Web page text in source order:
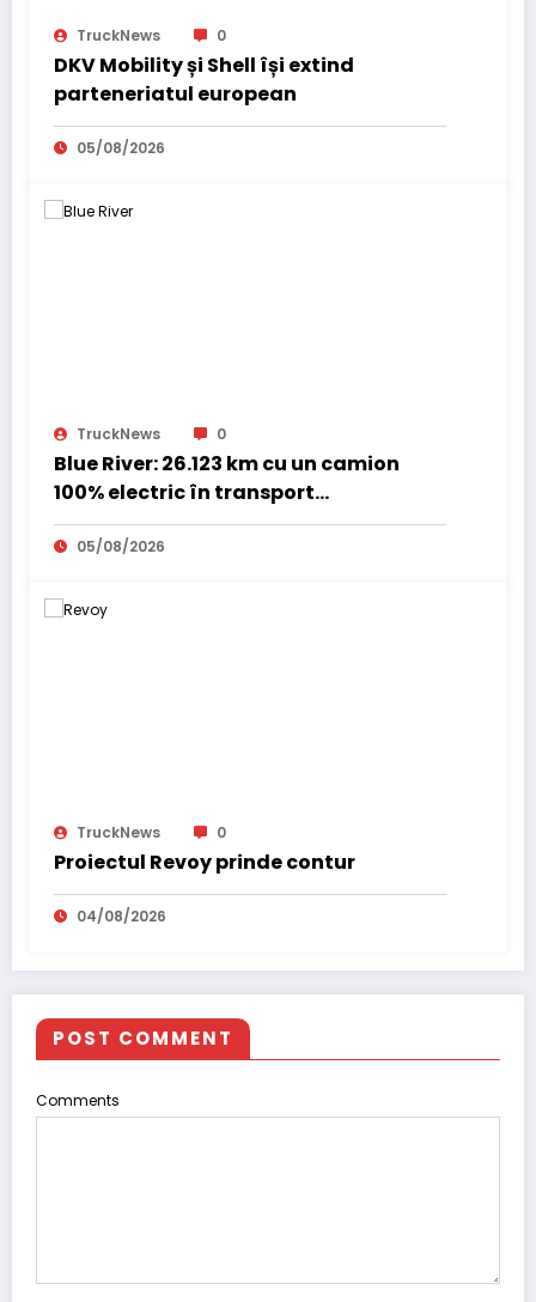
TruckNews 0
DKV Mobility și Shell își extind
parteneriatul european
05/08/2026
TruckNews 0
Blue River: 26.123 km cu un camion
100% electric în transport
internațional
05/08/2026
TruckNews 0
Proiectul Revoy prinde contur
04/08/2026
POST COMMENT
Comments